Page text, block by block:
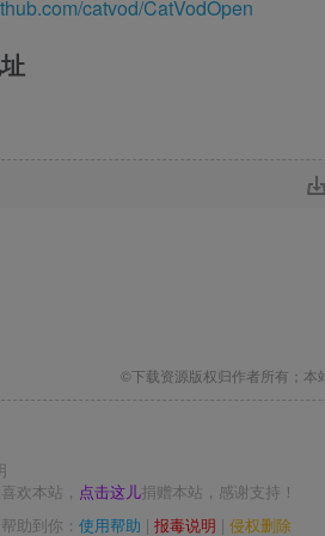
catvod/CatVodOpen
©下载资源版权归作者所有；本
欢本站， 点击这儿捐赠本站，感谢支持！
助到你： 使用帮助 | 报毒说明 | 侵权删除